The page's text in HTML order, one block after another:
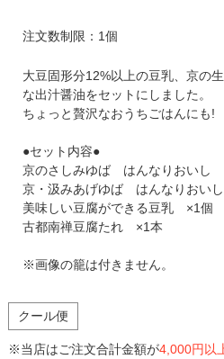
注文数制限：1個
大豆固形分12%以上の豆乳、京の
な出汁醤油をセットにしました。
ちょっと贅沢なおうちごはんにも!
●セット内容●
京のさしみゆば はんなりおいし
京・汲みあげゆば はんなりおい
美味しい豆腐ができる豆乳 ×1個
古都南禅豆腐たれ ×1本
※画像の籠は付きません。
クール便
※当店はご注文合計金額が4,000円以